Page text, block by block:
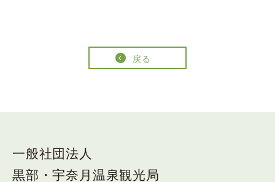
戻る
一般社団法人
黒部・宇奈月温泉観光局